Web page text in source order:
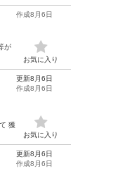
が
作成8月6日
お気に入り
獲
更新8月6日
作成8月6日
お気に入り
更新8月6日
作成8月6日